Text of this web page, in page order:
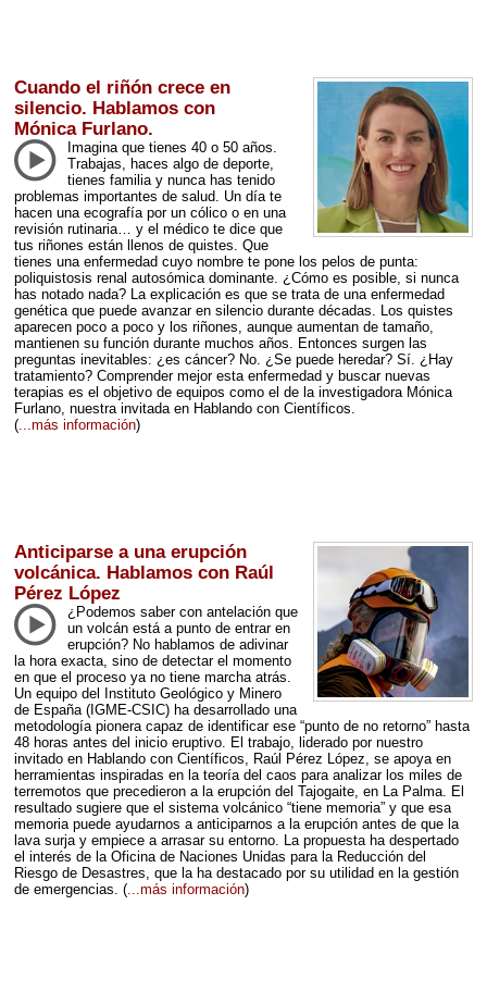
Cuando el riñón crece en
silencio. Hablamos con
Mónica Furlano.
Imagina que tienes 40 o 50 años.
Trabajas, haces algo de deporte,
tienes familia y nunca has tenido
problemas importantes de salud. Un día te
hacen una ecografía por un cólico o en una
revisión rutinaria… y el médico te dice que
tus riñones están llenos de quistes. Que
tienes una enfermedad cuyo nombre te pone los pelos de punta:
poliquistosis renal autosómica dominante. ¿Cómo es posible, si nunca
has notado nada? La explicación es que se trata de una enfermedad
genética que puede avanzar en silencio durante décadas. Los quistes
aparecen poco a poco y los riñones, aunque aumentan de tamaño,
mantienen su función durante muchos años. Entonces surgen las
preguntas inevitables: ¿es cáncer? No. ¿Se puede heredar? Sí. ¿Hay
tratamiento? Comprender mejor esta enfermedad y buscar nuevas
terapias es el objetivo de equipos como el de la investigadora Mónica
Furlano, nuestra invitada en Hablando con Científicos.
(...más información)
Anticiparse a una erupción
volcánica. Hablamos con Raúl
Pérez López
¿Podemos saber con antelación que
un volcán está a punto de entrar en
erupción? No hablamos de adivinar
la hora exacta, sino de detectar el momento
en que el proceso ya no tiene marcha atrás.
Un equipo del Instituto Geológico y Minero
de España (IGME-CSIC) ha desarrollado una
metodología pionera capaz de identificar ese “punto de no retorno” hasta
48 horas antes del inicio eruptivo. El trabajo, liderado por nuestro
invitado en Hablando con Científicos, Raúl Pérez López, se apoya en
herramientas inspiradas en la teoría del caos para analizar los miles de
terremotos que precedieron a la erupción del Tajogaite, en La Palma. El
resultado sugiere que el sistema volcánico “tiene memoria” y que esa
memoria puede ayudarnos a anticiparnos a la erupción antes de que la
lava surja y empiece a arrasar su entorno. La propuesta ha despertado
el interés de la Oficina de Naciones Unidas para la Reducción del
Riesgo de Desastres, que la ha destacado por su utilidad en la gestión
de emergencias. (...más información)